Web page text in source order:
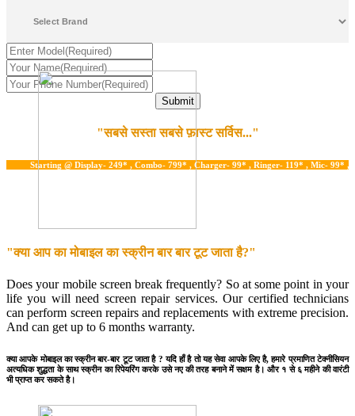
"सबसे सस्ता सबसे फ़ास्ट सर्विस..."
@ Display- 249* , Combo- 799* , Charger- 99* , Ringer- 119* , Mic- 99* , Water
"क्या आप का मोबाइल का स्क्रीन बार बार टूट जाता है?"
Does your mobile screen break frequently? So at some point in your
life you will need screen repair services. Our certified technicians
can perform screen repairs and replacements with extreme precision.
And can get up to 6 months warranty.
क्या आपके मोबाइल का स्क्रीन बार-बार टूट जाता है ? यदि हाँ है तो यह सेवा आपके लिए है, हमारे प्रमाणित टेक्नीसियन
अत्यधिक शुद्धता के साथ स्क्रीन का रिपेयरिंग करके उसे नए की तरह बनाने में सक्षम है। और १ से ६ महीने की वारंटी
भी प्राप्त कर सकते है।